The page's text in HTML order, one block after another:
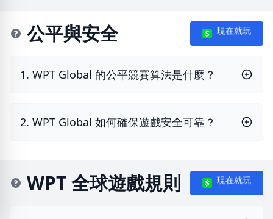
公平與安全 現在就玩
1. WPT Global 的公平競賽算法是什麼？
2. WPT Global 如何確保遊戲安全可靠？
WPT 全球遊戲規則 現在就玩